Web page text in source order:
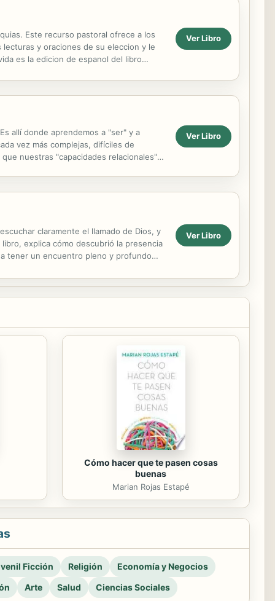
Este recurso pastoral ofrece a los
y oraciones de su eleccion y le
es la edicion de espanol del libro
Ver Libro
allí donde aprendemos a "ser" y a
vez más complejas, difíciles de
nuestras "capacidades relacionales"
Ver Libro
claramente el llamado de Dios, y
explica cómo descubrió la presencia
tener un encuentro pleno y profundo
Ver Libro
Cómo hacer que te pasen cosas
buenas
Marian Rojas Estapé
Ficción Religión
Economía y Negocios
Arte Salud Ciencias Sociales